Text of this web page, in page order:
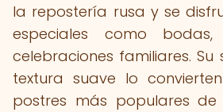
la repostería rusa y se
especiales como
celebraciones familiares.
textura suave lo
postres más populares